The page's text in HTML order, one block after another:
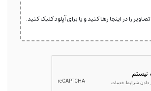
تصاویر را در اینجا رها کنید و یا برای آپلود کلیک کنید.